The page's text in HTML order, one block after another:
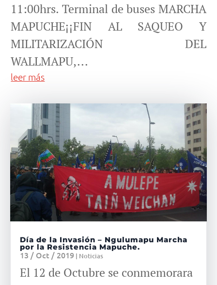
11:00hrs. Terminal de buses MARCHA
MAPUCHE¡¡FIN AL SAQUEO Y
MILITARIZACIÓN DEL
WALLMAPU,...
leer más
Día de la Invasión – Ngulumapu Marcha
por la Resistencia Mapuche.
13 / Oct / 2019 | Noticias
El 12 de Octubre se conmemorara